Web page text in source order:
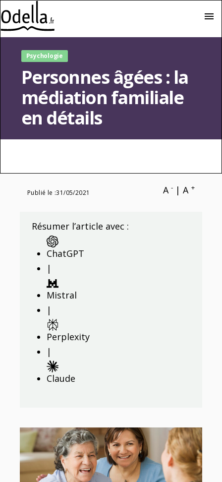
menu
Psychologie
Personnes âgées : la
médiation familiale
en détails
Publié le :31/05/2021 A - | A +
Résumer l’article avec :
ChatGPT
|
Mistral
|
Perplexity
|
Claude